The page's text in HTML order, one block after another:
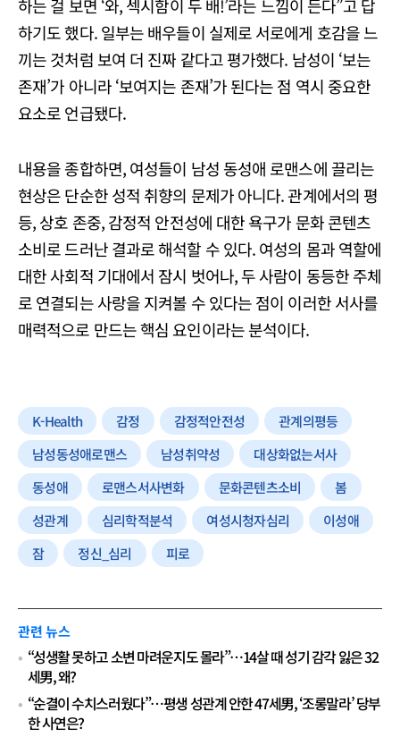
하는 걸 보면 ‘와, 섹시함이 두 배!’라는 느낌이 든다”고 답
하기도 했다. 일부는 배우들이 실제로 서로에게 호감을 느
끼는 것처럼 보여 더 진짜 같다고 평가했다. 남성이 ‘보는
존재’가 아니라 ‘보여지는 존재’가 된다는 점 역시 중요한
요소로 언급됐다.
내용을 종합하면, 여성들이 남성 동성애 로맨스에 끌리는
현상은 단순한 성적 취향의 문제가 아니다. 관계에서의 평
등, 상호 존중, 감정적 안전성에 대한 욕구가 문화 콘텐츠
소비로 드러난 결과로 해석할 수 있다. 여성의 몸과 역할에
대한 사회적 기대에서 잠시 벗어나, 두 사람이 동등한 주체
로 연결되는 사랑을 지켜볼 수 있다는 점이 이러한 서사를
매력적으로 만드는 핵심 요인이라는 분석이다.
K-Health 감정 감정적안전성
관계의평등
남성동성애로맨스
남성취약성
대상화없는서사
동성애
로맨스서사변화 문화콘텐츠소비
봄
성관계
심리학적분석 여성시청자심리
이성애
잠
정신_심리 피로
관련 뉴스
“성생활 못하고 소변 마려운지도 몰라”…14살 때 성기 감각 잃은 32
세男, 왜?
“순결이 수치스러웠다”…평생 성관계 안한 47세男, ‘조롱말라’ 당부
한 사연은?